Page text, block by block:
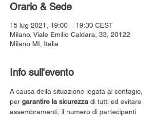
Orario & Sede
15 lug 2021, 19:00 – 19:30 CEST
Milano, Viale Emilio Caldara, 33, 20122
Milano MI, Italia
Info sull'evento
A causa della situazione legata al contagio,
per garantire la sicurezza di tutti ed evitare
assembramenti, il numero di partecipanti